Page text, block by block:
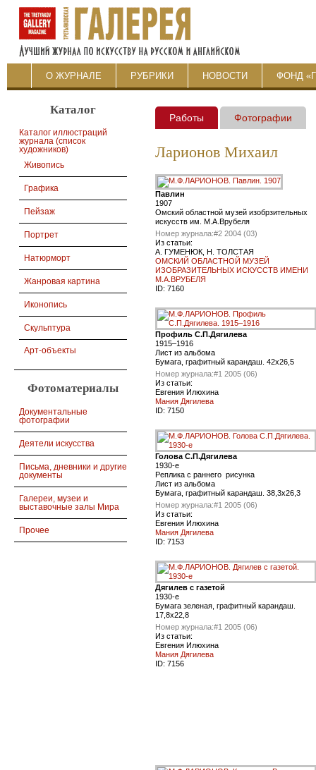
О ЖУРНАЛЕ РУБРИКИ НОВОСТИ ФОНД
Каталог
Каталог иллюстраций
журнала (список
художников)
Живопись
Графика
Пейзаж
Портрет
Натюрморт
Жанровая картина
Иконопись
Скульптура
Арт-объекты
Фотоматериалы
Документальные
фотографии
Деятели искусства
Письма, дневники и другие
документы
Галереи, музеи и
выставочные залы Мира
Прочее
Работы Фотографии
Ларионов Михаил
Павлин
1907
Омский областной музей изобрзительных
искусств им. М.А.Врубеля
Номер журнала:#2 2004 (03)
Из статьи:
А. ГУМЕНЮК, Н. ТОЛСТАЯ
ОМСКИЙ ОБЛАСТНОЙ МУЗЕЙ
ИЗОБРАЗИТЕЛЬНЫХ ИСКУССТВ ИМЕНИ
М.А.ВРУБЕЛЯ
ID: 7160
Профиль C.П.Дягилева
1915–1916
Лист из альбома
Бумага, графитный карандаш. 42х26,5
Номер журнала:#1 2005 (06)
Из статьи:
Евгения Илюхина
Мания Дягилева
ID: 7150
Голова С.П.Дягилева
1930-е
Реплика с раннего рисунка
Лист из альбома
Бумага, графитный карандаш. 38,3х26,3
Номер журнала:#1 2005 (06)
Из статьи:
Евгения Илюхина
Мания Дягилева
ID: 7153
Дягилев с газетой
1930-е
Бумага зеленая, графитный карандаш.
17,8x22,8
Номер журнала:#1 2005 (06)
Из статьи:
Евгения Илюхина
Мания Дягилева
ID: 7156